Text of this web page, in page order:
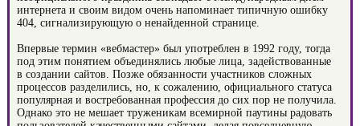
интернета и своим видом очень напоминает типичную ошибку
404, сигнализирующую о ненайденной странице.
Впервые термин «вебмастер» был употреблен в 1992 году, тогда
под этим понятием объединялись любые лица, задействованные
в создании сайтов. Позже обязанности участников сложных
процессов разделились, но, к сожалению, официального статуса
популярная и востребованная профессия до сих пор не получила.
Однако это не мешает труженикам всемирной паутины радовать